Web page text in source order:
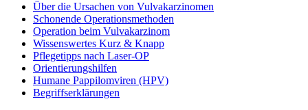
Über die Ursachen von Vulvakarzinomen
Schonende Operationsmethoden
Operation beim Vulvakarzinom
Wissenswertes Kurz & Knapp
Pflegetipps nach Laser-OP
Orientierungshilfen
Humane Pappilomviren (HPV)
Begriffserklärungen